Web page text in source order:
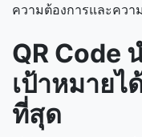
ความต้องการและคว
QR Code
เป้าหมายไ
ที่สุด